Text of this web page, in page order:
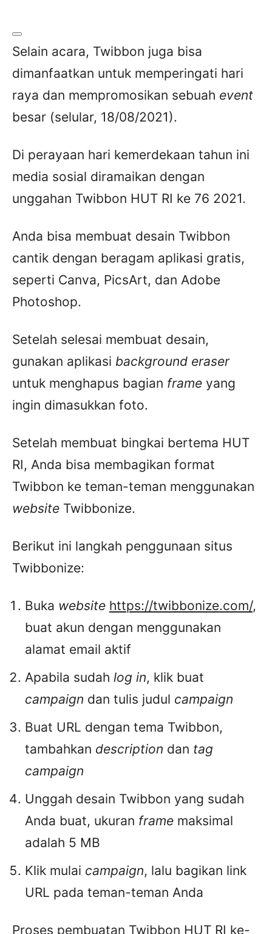
Selain acara, Twibbon juga bisa
dimanfaatkan untuk memperingati hari
raya dan mempromosikan sebuah event
besar (selular, 18/08/2021).
Di perayaan hari kemerdekaan tahun ini
media sosial diramaikan dengan
unggahan Twibbon HUT RI ke 76 2021.
Anda bisa membuat desain Twibbon
cantik dengan beragam aplikasi gratis,
seperti Canva, PicsArt, dan Adobe
Photoshop.
Setelah selesai membuat desain,
gunakan aplikasi background eraser
untuk menghapus bagian frame yang
ingin dimasukkan foto.
Setelah membuat bingkai bertema HUT
RI, Anda bisa membagikan format
Twibbon ke teman-teman menggunakan
website Twibbonize.
Berikut ini langkah penggunaan situs
Twibbonize:
Buka website https://twibbonize.com/,
buat akun dengan menggunakan
alamat email aktif
Apabila sudah log in, klik buat
campaign dan tulis judul campaign
Buat URL dengan tema Twibbon,
tambahkan description dan tag
campaign
Unggah desain Twibbon yang sudah
Anda buat, ukuran frame maksimal
adalah 5 MB
Klik mulai campaign, lalu bagikan link
URL pada teman-teman Anda
Proses pembuatan Twibbon HUT RI ke-